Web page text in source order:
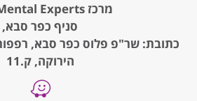
מרכז ME - Mental Experts,
סניף כפר סבא,
הירוקה, ק.11